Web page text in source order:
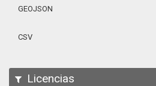
GEOJSON
CSV
Licencias